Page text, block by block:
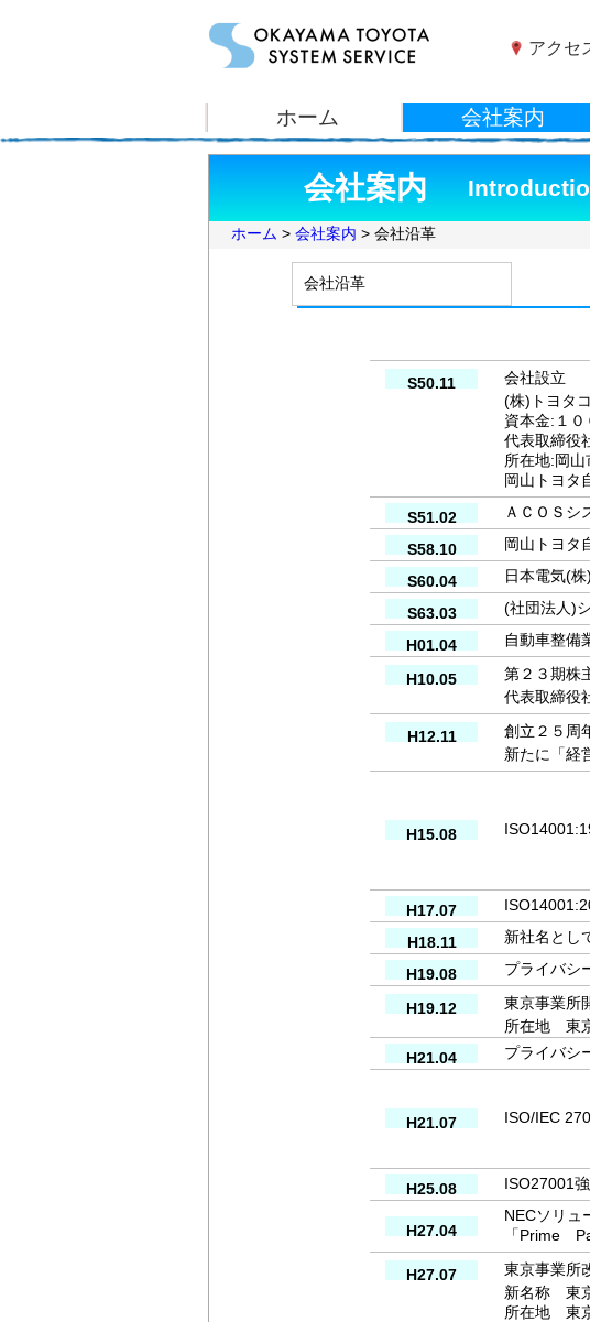
会社案内
ホーム > 会社案内 > 会社沿革
会社沿革
S50.11
会社設立
(株)トヨタ
資本金:１０
代表取締
所在地:岡
岡山トヨ
S51.02 ＡＣＯＳシ
S58.10 岡山トヨタ
S60.04 日本電気(
S63.03 (社団法人)
H01.04 自動車整備
H10.05
第２３期株
代表取締役
H12.11
創立２５周
新たに「経
H15.08
H17.07
H18.11 新社名とし
H19.08 プライバシ
H19.12
東京事業所
所在地 東
H21.04
プライバシ
H21.07 ISO/IEC
H25.08
ISO27001
H27.04
NECソリュ
「Prime
H27.07
東京事業所
新名称 東
所在地 東